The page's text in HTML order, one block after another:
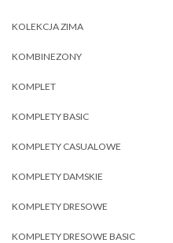
KOLEKCJA ZIMA
KOMBINEZONY
KOMPLET
KOMPLETY BASIC
KOMPLETY CASUALOWE
KOMPLETY DAMSKIE
KOMPLETY DRESOWE
KOMPLETY DRESOWE BASIC